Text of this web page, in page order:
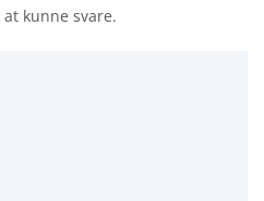
kunne svare.